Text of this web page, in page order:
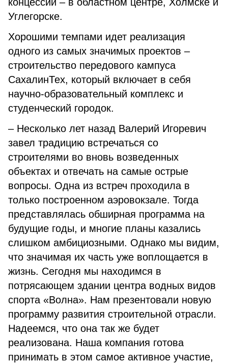
Углегорске.
Хорошими темпами идет реализация
одного из самых значимых проектов –
строительство передового кампуса
СахалинТех, который включает в себя
научно-образовательный комплекс и
студенческий городок.
– Несколько лет назад Валерий Игоревич
завел традицию встречаться со
строителями во вновь возведенных
объектах и отвечать на самые острые
вопросы. Одна из встреч проходила в
только построенном аэровокзале. Тогда
представлялась обширная программа на
будущие годы, и многие планы казались
слишком амбициозными. Однако мы видим,
что значимая их часть уже воплощается в
жизнь. Сегодня мы находимся в
потрясающем здании центра водных видов
спорта «Волна». Нам презентовали новую
программу развития строительной отрасли.
Надеемся, что она так же будет
реализована. Наша компания готова
принимать в этом самое активное участие,